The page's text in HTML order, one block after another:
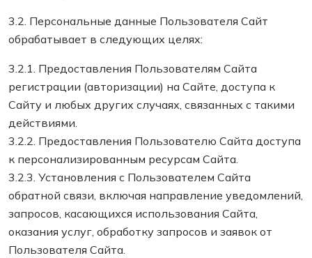
3.2. Персональные данные Пользователя Сайт
обрабатывает в следующих целях:
3.2.1. Предоставления Пользователям Сайта
регистрации (авторизации) на Сайте, доступа к
Сайту и любых других случаях, связанных с такими
действиями.
3.2.2. Предоставления Пользователю Сайта доступа
к персонализированным ресурсам Сайта.
3.2.3. Установления с Пользователем Сайта
обратной связи, включая направление уведомлений,
запросов, касающихся использования Сайта,
оказания услуг, обработку запросов и заявок от
Пользователя Сайта.